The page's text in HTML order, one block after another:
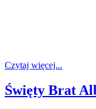
Czytaj więcej...
Święty Brat